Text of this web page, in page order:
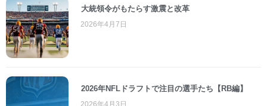
大統領令がもたらす激震と改革
2026年4月7日
2026年NFLドラフトで注目の選手たち【RB編】
2026年4月3日